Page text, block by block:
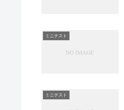
ミニテスト
ミニテスト